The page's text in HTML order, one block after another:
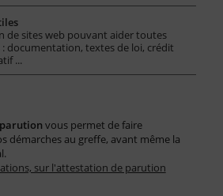
de sites web pouvant aider toutes
: documentation, textes de loi, crédit
...
vous permet de faire
démarches au greffe, avant même la
sur l'attestation de parution